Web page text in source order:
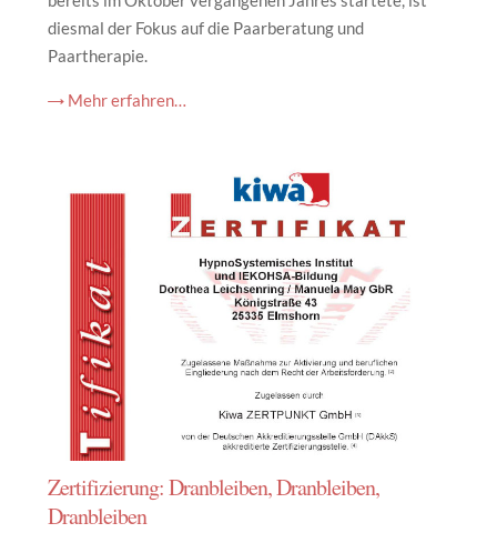
diesmal der Fokus auf die Paarberatung und
Paartherapie.
→ Mehr erfahren…
Zertifizierung: Dranbleiben, Dranbleiben,
Dranbleiben